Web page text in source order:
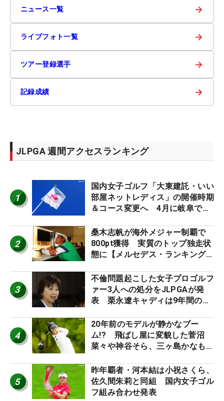
ニュース一覧 →
ライブフォト一覧 →
ツアー登録選手 →
記録成績 →
JLPGA 週間アクセスランキング
1
国内女子ゴルフ「大東建託・いい
部屋ネットレディス」の開催時期
＆コース変更へ 4月に岐阜で開
2
桑木志帆が海外メジャー制覇で
800pt獲得 実質のトップ独走状
態に【メルセデス・ランキング番
3
不倫問題起こした女子プロゴルフ
ァー3人への処分をJLPGAが発
表 栗永遼キャディは9年間の立
4
20年前のモデルが静かなブー
ム!? 飛ばし屋に変貌した菅沼
菜々や神谷そら、三ヶ島かなも使
ロたちの“飛ばしギア”】
5
昨年覇者・河本結は小祝さくら、
佐久間朱莉と同組 国内女子ゴル
フ組み合わせ発表